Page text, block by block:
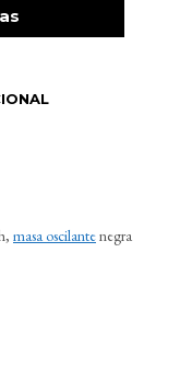
masa oscilantenegra